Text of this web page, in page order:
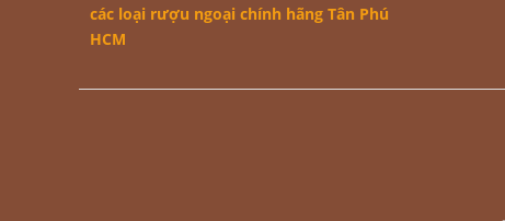
các loại rượu ngoại chính hãng Tân Phú
HCM